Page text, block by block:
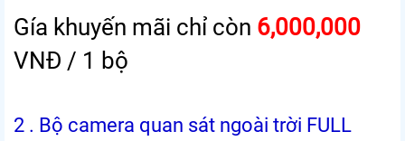
Gía khuyến mãi chỉ còn 6,000,000
VNĐ / 1 bộ
2 . Bộ camera quan sát ngoài trời FULL